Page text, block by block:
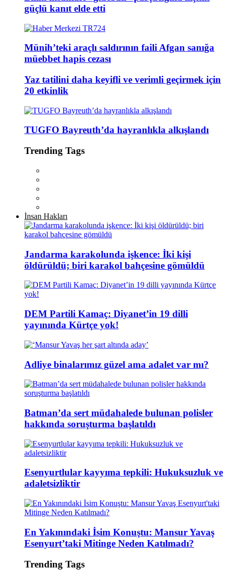
güçlü kanıt elde etti
Münih’teki araçlı saldırının faili Afgan sanığa
müebbet hapis cezası
Yaz tatilini daha keyifli ve verimli geçirmek için
20 etkinlik
TUGFO Bayreuth’da hayranlıkla alkışlandı
Trending Tags
İnsan Hakları
Jandarma karakolunda işkence: İki kişi
öldürüldü; biri karakol bahçesine gömüldü
DEM Partili Kamaç: Diyanet’in 19 dilli
yayınında Kürtçe yok!
Adliye binalarımız güzel ama adalet var mı?
Batman’da sert müdahalede bulunan polisler
hakkında soruşturma başlatıldı
Esenyurtlular kayyıma tepkili: Hukuksuzluk ve
adaletsizliktir
En Yakınındaki İsim Konuştu: Mansur Yavaş
Esenyurt’taki Mitinge Neden Katılmadı?
Trending Tags